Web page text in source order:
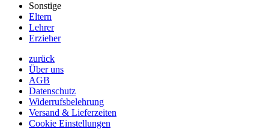
Sonstige
Eltern
Lehrer
Erzieher
zurück
Über uns
AGB
Datenschutz
Widerrufsbelehrung
Versand & Lieferzeiten
Cookie Einstellungen